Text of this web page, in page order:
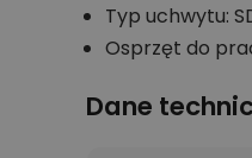
Typ uchwytu:
Osprzęt do
Dane